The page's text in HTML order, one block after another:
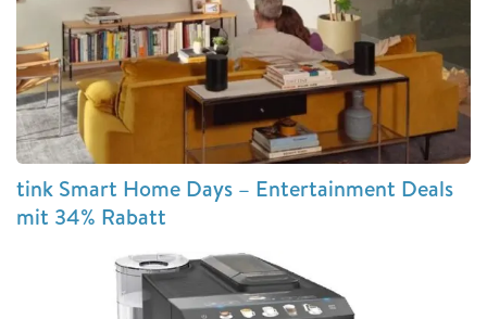
tink Smart Home Days – Entertainment Deals
mit 34% Rabatt